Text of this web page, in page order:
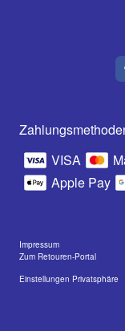
VISA
Apple Pay
Impressum
Zum Retouren-Portal
Einstellungen Privatsphäre